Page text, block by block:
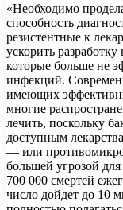
«Необходимо
способность
резистентные к
ускорить
которые больше не
инфекций.
имеющих
многие
лечить, поскольку
доступным
— или
большей угрозой
700 000 смертей
число дойдет до 10